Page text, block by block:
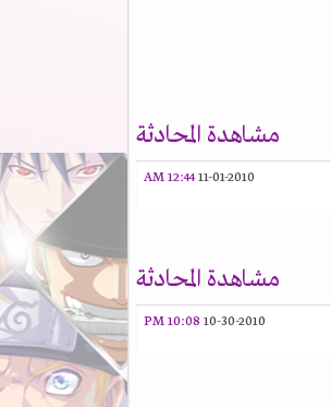
مشاهدة المحادثة
11-01-2010
12:44 AM
مشاهدة المحادثة
10-30-2010
10:08 PM